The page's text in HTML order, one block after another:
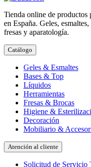
Tienda online de productos
en España. Geles,
fresas y aparatología.
Catálogo
Geles & Esmaltes
Bases & Top
Líquidos
Herramientas
Fresas & Brocas
Higiene &
Decoración
Mobiliario &
Atención al cliente
Solicitud de Servicio